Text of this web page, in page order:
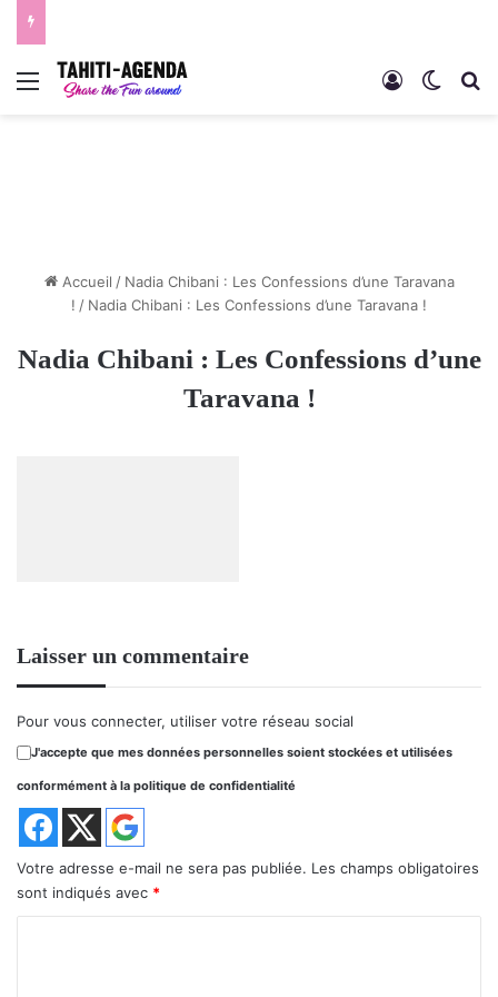
Menu Connexion
Accueil / Nadia Chibani : Les Confessions d’une Taravana
! / Nadia Chibani : Les Confessions d’une Taravana !
Nadia Chibani : Les Confessions d’une
Taravana !
Laisser un commentaire
Pour vous connecter, utiliser votre réseau social
J'accepte que mes données personnelles soient stockées et utilisées
conformément à la politique de confidentialité
Votre adresse e-mail ne sera pas publiée. Les champs obligatoires
sont indiqués avec *